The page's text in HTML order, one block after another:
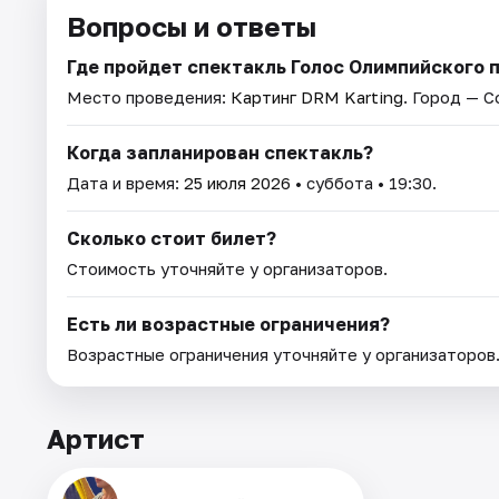
Вопросы и ответы
Где пройдет спектакль Голос Олимпийского
Место проведения: Картинг DRM Karting. Город —
Когда запланирован спектакль?
Дата и время: 25 июля 2026 • суббота • 19:30.
Сколько стоит билет?
Стоимость уточняйте у организаторов.
Есть ли возрастные ограничения?
Возрастные ограничения уточняйте у организаторов.
Артист